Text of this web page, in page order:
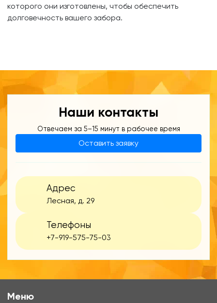
которого они изготовлены, чтобы обеспечить
долговечность вашего забора.
Наши контакты
Отвечаем за 5–15 минут в рабочее время
Оставить заявку
Адрес
Лесная, д. 29
Телефоны
+7-919-575-75-03
Меню